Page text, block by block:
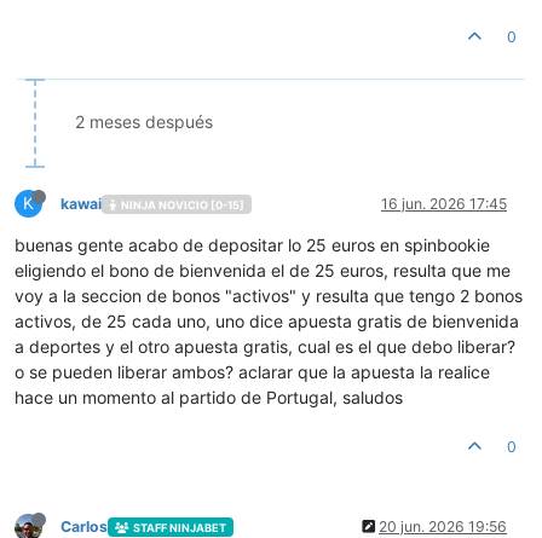
0
2 meses después
K kawai NINJA NOVICIO [0-15] 16 jun. 2026 17:45
buenas gente acabo de depositar lo 25 euros en spinbookie
eligiendo el bono de bienvenida el de 25 euros, resulta que me
voy a la seccion de bonos "activos" y resulta que tengo 2 bonos
activos, de 25 cada uno, uno dice apuesta gratis de bienvenida
a deportes y el otro apuesta gratis, cual es el que debo liberar?
o se pueden liberar ambos? aclarar que la apuesta la realice
hace un momento al partido de Portugal, saludos
0
Carlos STAFF NINJABET 20 jun. 2026 19:56